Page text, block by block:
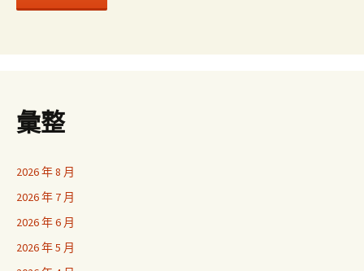
彙整
2026 年 8 月
2026 年 7 月
2026 年 6 月
2026 年 5 月